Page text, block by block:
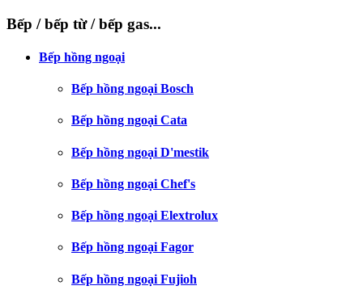
Bếp / bếp từ / bếp gas...
Bếp hồng ngoại
Bếp hồng ngoại Bosch
Bếp hồng ngoại Cata
Bếp hồng ngoại D'mestik
Bếp hồng ngoại Chef's
Bếp hồng ngoại Elextrolux
Bếp hồng ngoại Fagor
Bếp hồng ngoại Fujioh